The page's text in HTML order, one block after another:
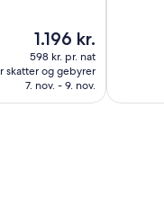
Prisen
er
1.196 kr.
1.196 kr.
598 kr. pr. nat
skatter og gebyrer
7. nov. - 9. nov.